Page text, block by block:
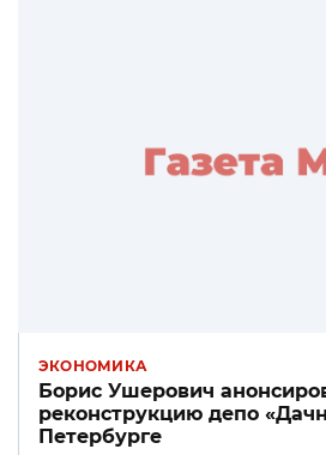
ЭКОНОМИКА
Борис Ушерович
реконструкцию депо
Петербурге